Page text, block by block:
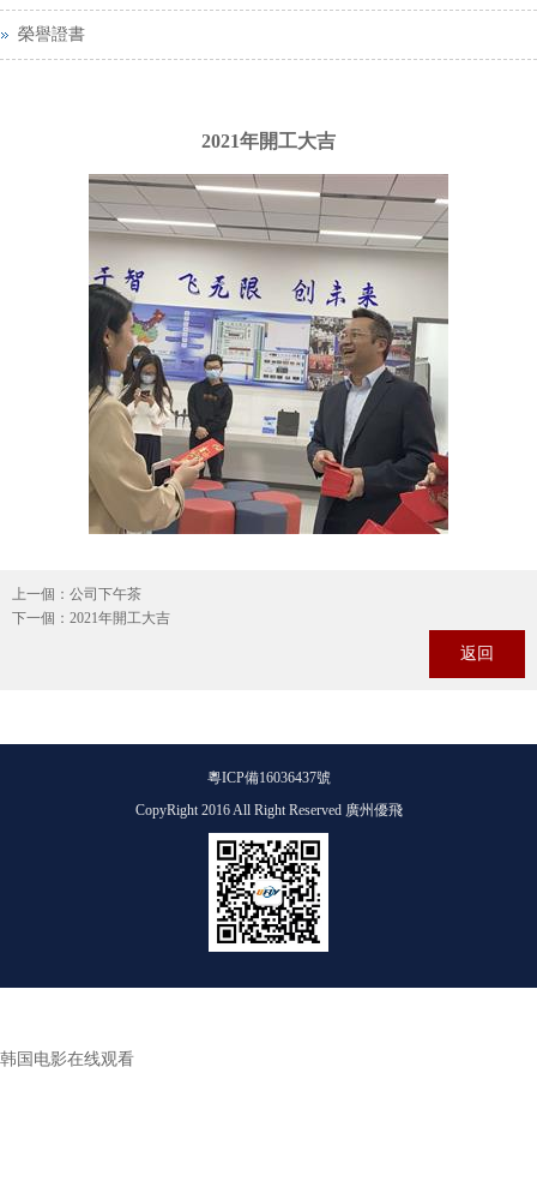
榮譽證書
2021年開工大吉
上一個： 公司下午茶
下一個： 2021年開工大吉
返回
粵ICP備16036437號
CopyRight 2016 All Right Reserved 廣州優飛
韩国电影在线观看